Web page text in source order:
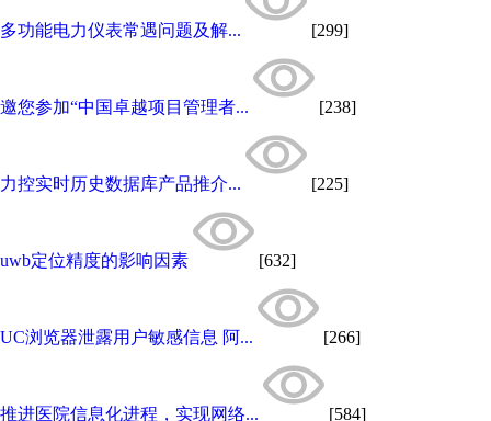
多功能电力仪表常遇问题及解... [299]
邀您参加“中国卓越项目管理者... [238]
力控实时历史数据库产品推介... [225]
uwb定位精度的影响因素 [632]
UC浏览器泄露用户敏感信息 阿... [266]
推进医院信息化进程，实现网络... [584]